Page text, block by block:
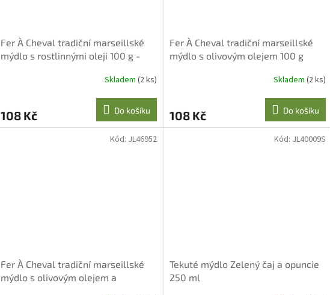
Fer À Cheval tradiční marseillské
mýdlo s rostlinnými oleji 100 g -
Skladem (2 ks)
108 Kč Do košíku
Fer À Cheval tradiční marseillské
mýdlo s olivovým olejem 100 g
Skladem (2 ks)
108 Kč Do košíku
Fer À Cheval tradiční marseillské
mýdlo s olivovým olejem a
Kód: JL46952
Tekuté mýdlo Zelený čaj a opuncie
250 ml
Kód: JL40009S